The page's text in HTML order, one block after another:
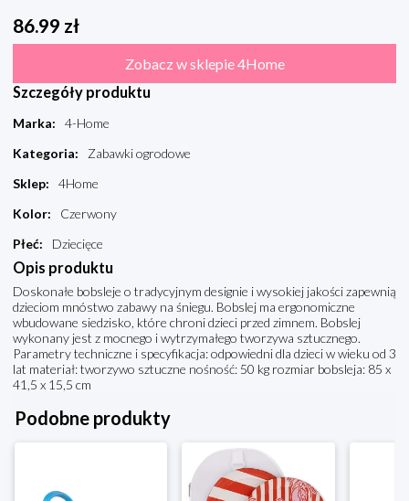
86.99 zł
Zobacz w sklepie 4Home
Szczegóły produktu
Marka:
4-Home
Kategoria:
Zabawki ogrodowe
Sklep:
4Home
Kolor:
Czerwony
Płeć: Dziecięce
Opis produktu
Doskonałe bobsleje o tradycyjnym designie i wysokiej jakości zapewnią
dzieciom mnóstwo zabawy na śniegu. Bobslej ma ergonomiczne
wbudowane siedzisko, które chroni dzieci przed zimnem. Bobslej
wykonany jest z mocnego i wytrzymałego tworzywa sztucznego.
Parametry techniczne i specyfikacja: odpowiedni dla dzieci w wieku od 3
lat materiał: tworzywo sztuczne nośność: 50 kg rozmiar bobsleja: 85 x
41,5 x 15,5 cm
Podobne produkty